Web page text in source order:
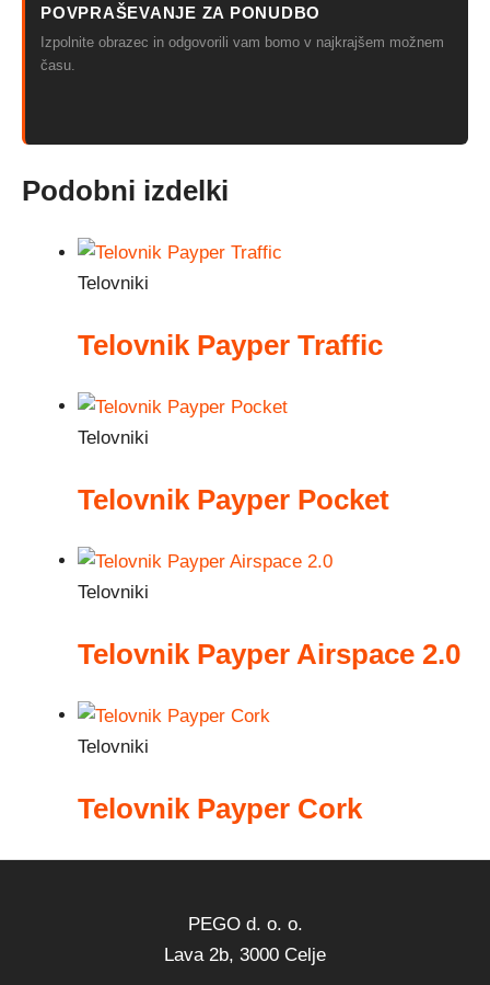
POVPRAŠEVANJE ZA PONUDBO
Izpolnite obrazec in odgovorili vam bomo v najkrajšem možnem
času.
Podobni izdelki
Telovniki
Telovnik Payper Traffic
Telovniki
Telovnik Payper Pocket
Telovniki
Telovnik Payper Airspace 2.0
Telovniki
Telovnik Payper Cork
PEGO d. o. o.
Lava 2b, 3000 Celje